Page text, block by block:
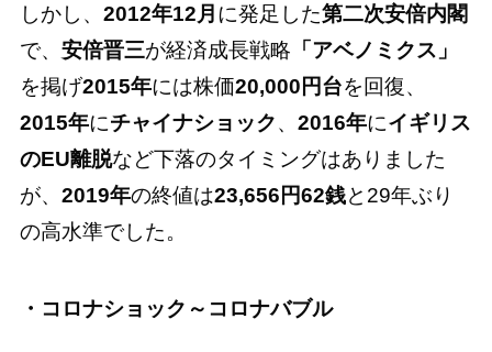
しかし、 2012年12月 に発足した第二次安倍内閣
で、 安倍晋三が経済成長戦略 「アベノミクス」
を掲げ2015年には株価20,000円台を回復、
2015年にチャイナショック、 2016年にイギリス
のEU離脱など下落のタイミングはありました
が、 2019年の終値は23,656円62銭と29年ぶり
の高水準でした。
・コロナショック～コロナバブル